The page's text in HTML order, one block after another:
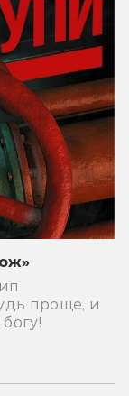
проще, и